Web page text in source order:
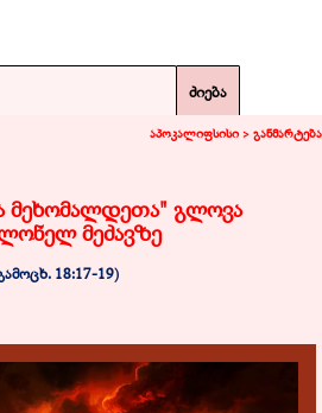
ძიება
აპოკალიფსისი > განმარტება
მეხომალდეთა" გლოვა
მეძავზე
18:17-19)